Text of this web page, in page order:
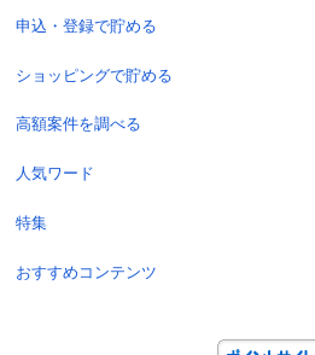
申込・登録で貯める
ショッピングで貯める
高額案件を調べる
人気ワード
特集
おすすめコンテンツ